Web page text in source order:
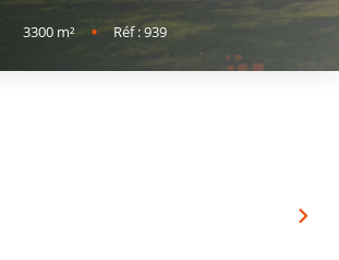
ESTIMATION
3300 m² • Réf : 939